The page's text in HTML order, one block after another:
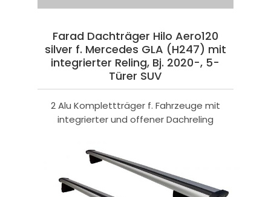
Farad Dachträger Hilo Aero120
silver f. Mercedes GLA (H247) mit
integrierter Reling, Bj. 2020-, 5-
Türer SUV
2 Alu Komplettträger f. Fahrzeuge mit
integrierter und offener Dachreling